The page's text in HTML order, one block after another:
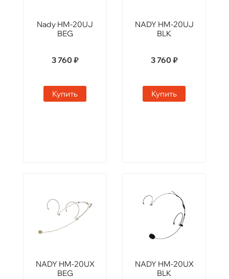
Nady HM-20UJ
BEG
3 760 ₽
Купить
NADY HM-20UJ
BLK
3 760 ₽
Купить
NADY HM-20UX
BEG
NADY HM-20UX
BLK